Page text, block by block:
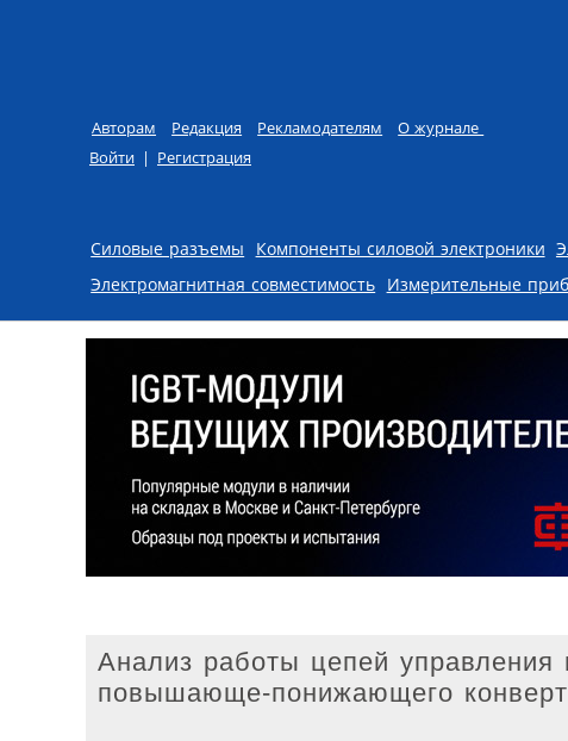
Авторам Редакция Рекламодателям
О журнале
Войти | Регистрация
Skip to content
Силовые разъемы Компоненты силовой электроники
Электромагнитная совместимость Измерительные
Анализ работы цепей управления
повышающе-понижающего